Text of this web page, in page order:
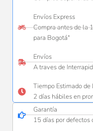
Envíos Express
Compra antes de la
para Bogotá"
Envíos
A traves de
Tiempo Estimado de
2 días hábiles en
Garantía
15 días por defectos